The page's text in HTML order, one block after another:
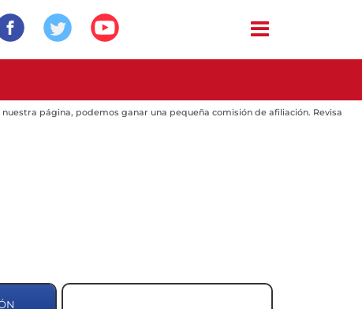
página, podemos ganar una pequeña comisión de afiliación. Revisa